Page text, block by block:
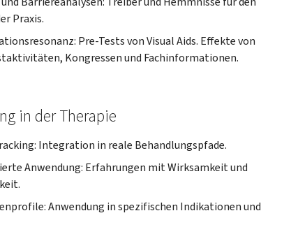
Praxis.
Pre-Tests von Visual Aids. Effekte von
Kongressen und Fachinformationen.
in der Therapie
Integration in reale Behandlungspfade.
Anwendung: Erfahrungen mit Wirksamkeit und
Anwendung in spezifischen Indikationen und